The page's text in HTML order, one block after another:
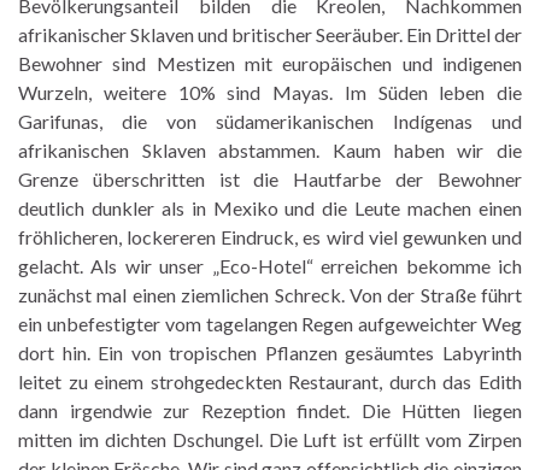
Bevölkerungsanteil bilden die Kreolen, Nachkommen
afrikanischer Sklaven und britischer Seeräuber. Ein Drittel der
Bewohner sind Mestizen mit europäischen und indigenen
Wurzeln, weitere 10% sind Mayas. Im Süden leben die
Garifunas, die von südamerikanischen Indígenas und
afrikanischen Sklaven abstammen. Kaum haben wir die
Grenze überschritten ist die Hautfarbe der Bewohner
deutlich dunkler als in Mexiko und die Leute machen einen
fröhlicheren, lockereren Eindruck, es wird viel gewunken und
gelacht. Als wir unser „Eco-Hotel“ erreichen bekomme ich
zunächst mal einen ziemlichen Schreck. Von der Straße führt
ein unbefestigter vom tagelangen Regen aufgeweichter Weg
dort hin. Ein von tropischen Pflanzen gesäumtes Labyrinth
leitet zu einem strohgedeckten Restaurant, durch das Edith
dann irgendwie zur Rezeption findet. Die Hütten liegen
mitten im dichten Dschungel. Die Luft ist erfüllt vom Zirpen